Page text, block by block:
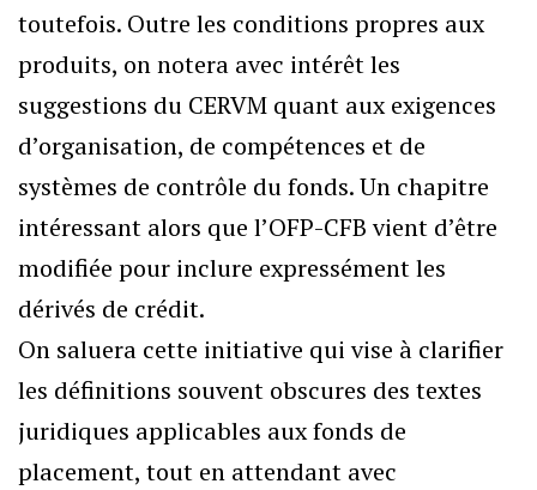
toutefois. Outre les conditions propres aux
produits, on notera avec intérêt les
suggestions du CERVM quant aux exigences
d’organisation, de compétences et de
systèmes de contrôle du fonds. Un chapitre
intéressant alors que l’OFP-CFB vient d’être
modifiée pour inclure expressément les
dérivés de crédit.
On saluera cette initiative qui vise à clarifier
les définitions souvent obscures des textes
juridiques applicables aux fonds de
placement, tout en attendant avec